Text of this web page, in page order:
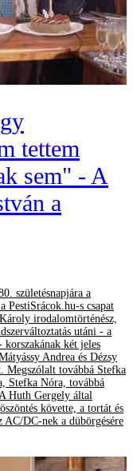
tettem
sem" - A
a
születésnapjára a
PestiSrácok.hu-s csapat
irodalomtörténész,
utáni - a
két jeles
Andrea és Dézsy
Megszólalt továbbá Stefka
Stefka Nóra, továbbá
Huth Gergely által
követte, a tortát és
AC/DC-nek a dübörgésére